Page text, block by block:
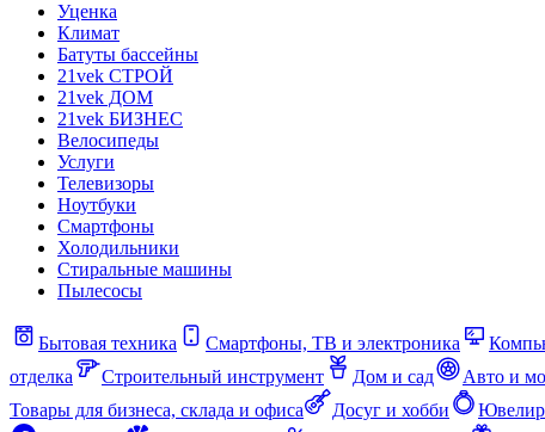
Уценка
Климат
Батуты бассейны
21vek СТРОЙ
21vek ДОМ
21vek БИЗНЕС
Велосипеды
Услуги
Телевизоры
Ноутбуки
Смартфоны
Холодильники
Стиральные машины
Пылесосы
Бытовая техника Смартфоны, ТВ и электроника
отделка
Строительный инструмент Дом и сад Авто и
Товары для бизнеса, склада и офиса
Досуг и хобби